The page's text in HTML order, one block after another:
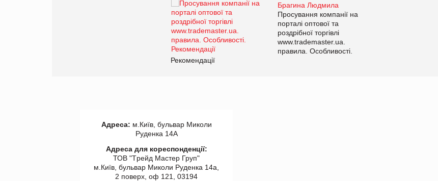
Брагина Людмила
Просування компанії на
порталі оптової та
роздрібної торгівлі
www.trademaster.ua.
правила. Особливості.
Рекомендації
Адреса: м.Київ, бульвар Миколи
Руденка 14А
Адреса для кореспонденції:
ТОВ "Tрейд Мастер Груп"
м.Київ, бульвар Миколи Руденка 14а,
2 поверх, оф 121, 03194